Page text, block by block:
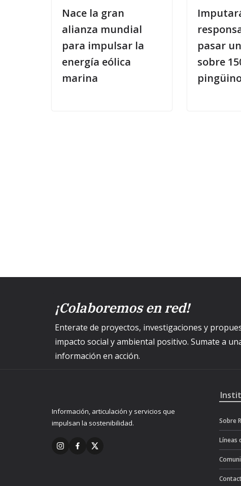
Nace la gran
alianza mundial
para impulsar la
energía eólica
marina
pasar
sobre
¡Colaboremos en red!
Enterate de proyectos, investigaciones y
impacto social y ambiental positivo. Sumate a
información en acción.
Información, articulación y servicios que
impulsan la sostenibilidad.
Sobre
Líneas